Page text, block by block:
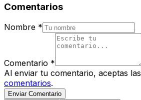
Comentarios
Nombre *
Comentario *
Al enviar tu comentario, aceptas las
comentarios.
Enviar Comentario